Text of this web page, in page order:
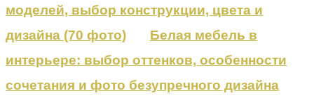
моделей, выбор конструкции, цвета и
дизайна (70 фото)
Белая мебель в
интерьере: выбор оттенков, особенности
сочетания и фото безупречного дизайна